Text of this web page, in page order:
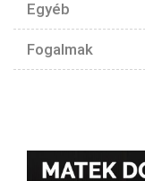
Egyéb
Fogalmak